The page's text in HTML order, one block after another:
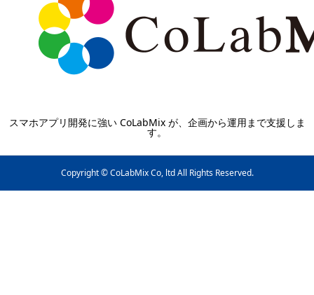
スマホアプリ開発に強い CoLabMix が、企画から運用まで支援しま
す。
Copyright © CoLabMix Co, ltd All Rights Reserved.